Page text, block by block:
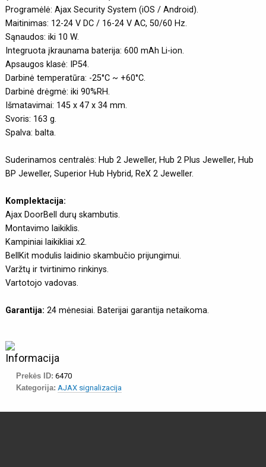
Programėlė: Ajax Security System (iOS / Android).
Maitinimas: 12-24 V DC / 16-24 V AC, 50/60 Hz.
Sąnaudos: iki 10 W.
Integruota įkraunama baterija: 600 mAh Li-ion.
Apsaugos klasė: IP54.
Darbinė temperatūra: -25°C ~ +60°C.
Darbinė drėgmė: iki 90%RH.
Išmatavimai: 145 x 47 x 34 mm.
Svoris: 163 g.
Spalva: balta.
Suderinamos centralės: Hub 2 Jeweller, Hub 2 Plus Jeweller, Hub
BP Jeweller, Superior Hub Hybrid, ReX 2 Jeweller.
Komplektacija:
Ajax DoorBell durų skambutis.
Montavimo laikiklis.
Kampiniai laikikliai x2.
BellKit modulis laidinio skambučio prijungimui.
Varžtų ir tvirtinimo rinkinys.
Vartotojo vadovas.
Garantija: 24 mėnesiai. Baterijai garantija netaikoma.
Informacija
Prekės ID: 6470
Kategorija: AJAX signalizacija